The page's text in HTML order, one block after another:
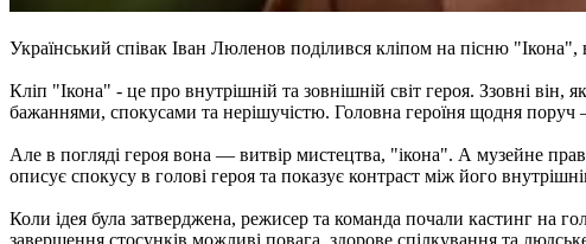
Український співак Іван Люленов поділився кліпом на пісню
Кліп "Ікона" - це про внутрішній та зовнішній світ героя. Ззовні він,
бажаннями, спокусами та нерішучістю. Головна героїня щодня
Але в погляді героя вона — витвір мистецтва, "ікона". А музейне
описує спокусу в голові героя та показує контраст між його
Коли ідея була затверджена, режисер та команда почали кастинг на
завершення стосунків можливі повага, здорове спілкування та